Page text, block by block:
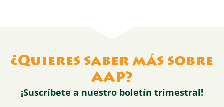
¿Quieres saber más sobre
AAP?
¡Suscríbete a nuestro boletín trimestral!